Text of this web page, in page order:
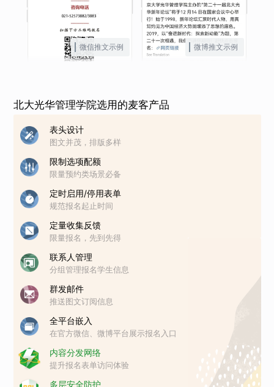
微信推文示例 微博推文示例
北大光华管理学院选用的麦客产品
表头设计
图文并茂，排版多样
限制选项配额
限量预约类场景必备
定时启用/停用表单
规范报名起止时间
定量收集反馈
限量报名，先到先得
联系人管理
分组管理报名学生信息
群发邮件
推送图文订阅信息
全平台嵌入
在官方微信、微博平台展示报名入口
内容分发网络
提升报名表单访问体验
多层安全防护